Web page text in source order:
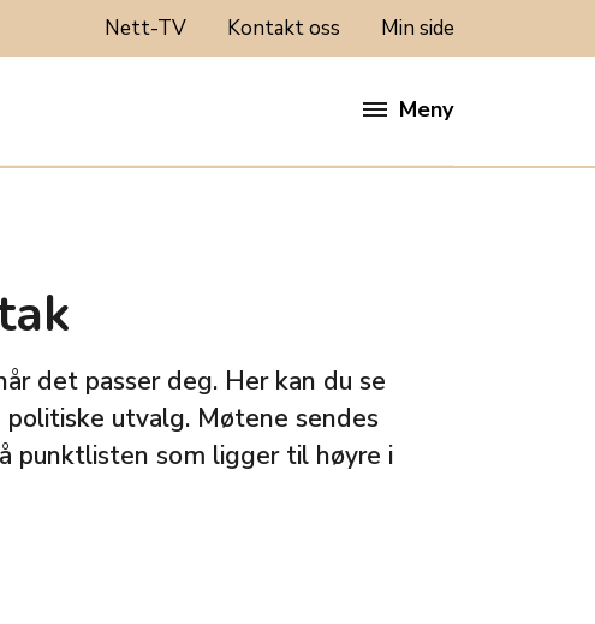
Nett-TV Kontakt oss Min side
Meny
det passer deg. Her kan du se
utvalg. Møtene sendes
punktlisten som ligger til høyre i